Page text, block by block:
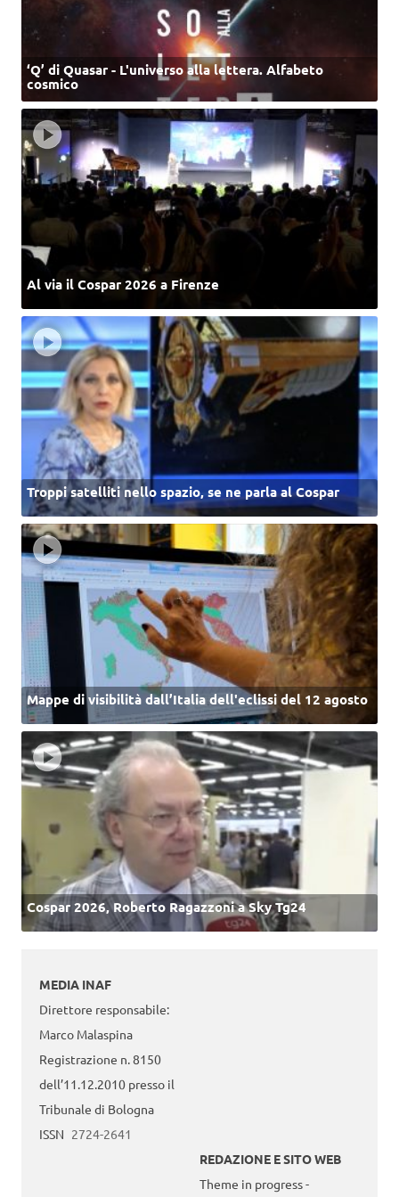
‘Q’ di Quasar - L'universo alla lettera. Alfabeto
cosmico
Al via il Cospar 2026 a Firenze
Troppi satelliti nello spazio, se ne parla al Cospar
Mappe di visibilità dall’Italia dell'eclissi del 12 agosto
Cospar 2026, Roberto Ragazzoni a Sky Tg24
MEDIA INAF
Direttore responsabile:
Marco Malaspina
Registrazione n. 8150
dell’11.12.2010 presso il
Tribunale di Bologna
ISSN 2724-2641
REDAZIONE E SITO WEB
Theme in progress -